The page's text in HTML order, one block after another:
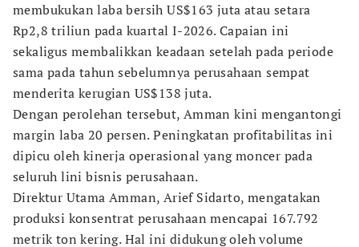
membukukan laba bersih US$163 juta atau setara
Rp2,8 triliun pada kuartal I-2026. Capaian ini
sekaligus membalikkan keadaan setelah pada periode
sama pada tahun sebelumnya perusahaan sempat
menderita kerugian US$138 juta.
Dengan perolehan tersebut, Amman kini mengantongi
margin laba 20 persen. Peningkatan profitabilitas ini
dipicu oleh kinerja operasional yang moncer pada
seluruh lini bisnis perusahaan.
Direktur Utama Amman, Arief Sidarto, mengatakan
produksi konsentrat perusahaan mencapai 167.792
metrik ton kering. Hal ini didukung oleh volume